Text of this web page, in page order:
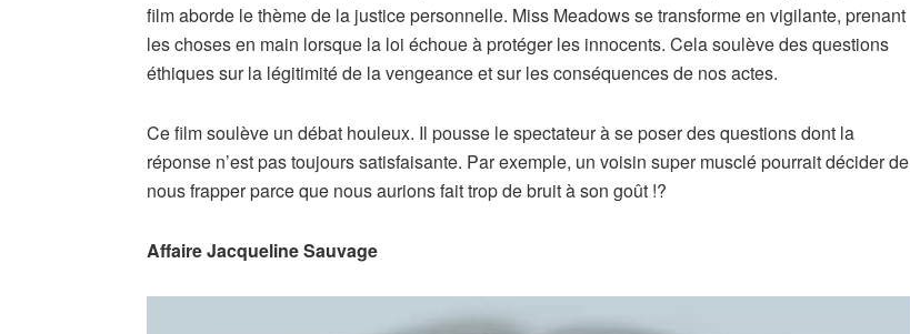
film aborde le thème de la justice personnelle. Miss Meadows se transforme en vigilante, prenant
les choses en main lorsque la loi échoue à protéger les innocents. Cela soulève des questions
éthiques sur la légitimité de la vengeance et sur les conséquences de nos actes.
Ce film soulève un débat houleux. Il pousse le spectateur à se poser des questions dont la
réponse n’est pas toujours satisfaisante. Par exemple, un voisin super musclé pourrait décider de
nous frapper parce que nous aurions fait trop de bruit à son goût !?
Affaire Jacqueline Sauvage